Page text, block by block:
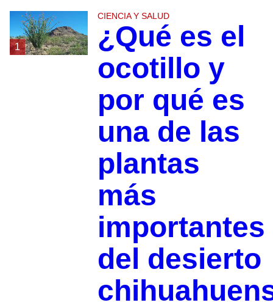
1
CIENCIA Y SALUD
¿Qué es el
ocotillo y
por qué es
una de las
plantas
más
importantes
del desierto